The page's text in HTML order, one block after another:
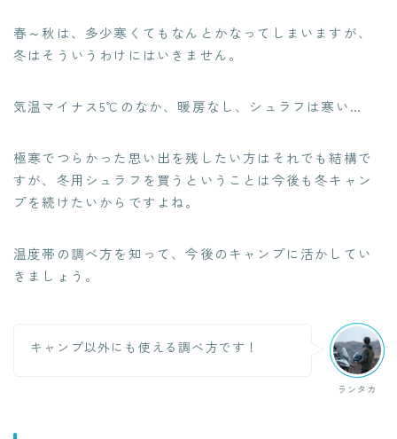
春～秋は、多少寒くてもなんとかなってしまいますが、
冬はそういうわけにはいきません。
気温マイナス5℃のなか、暖房なし、シュラフは寒い…
極寒でつらかった思い出を残したい方はそれでも結構で
すが、冬用シュラフを買うということは今後も冬キャン
プを続けたいからですよね。
温度帯の調べ方を知って、今後のキャンプに活かしてい
きましょう。
ランタカ
キャンプ以外にも使える調べ方です！